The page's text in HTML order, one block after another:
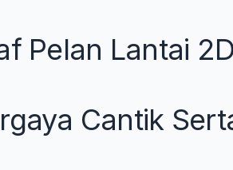
Pelan Lantai
Cantik